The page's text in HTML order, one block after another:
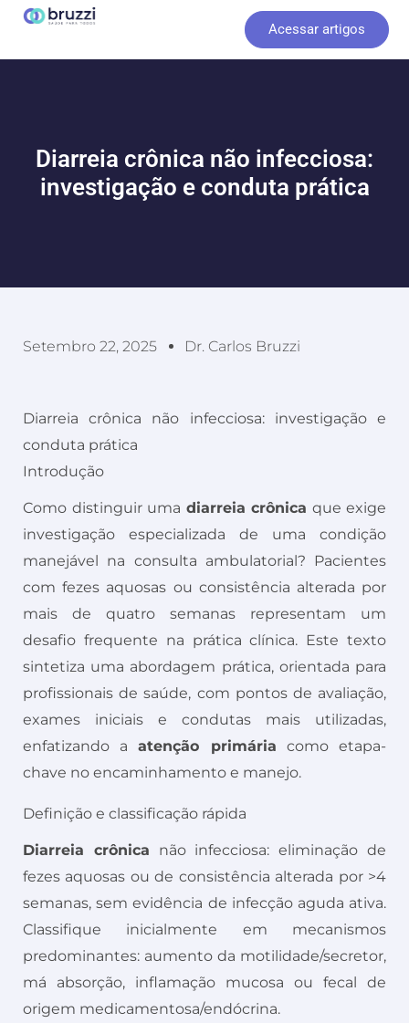
o
Acessar artigos
Diarreia crônica não infecciosa:
investigação e conduta prática
Setembro 22, 2025 Dr. Carlos Bruzzi
Diarreia crônica não infecciosa: investigação e
conduta prática
Introdução
Como distinguir uma diarreia crônica que exige
investigação especializada de uma condição
manejável na consulta ambulatorial? Pacientes
com fezes aquosas ou consistência alterada por
mais de quatro semanas representam um
desafio frequente na prática clínica. Este texto
sintetiza uma abordagem prática, orientada para
profissionais de saúde, com pontos de avaliação,
exames iniciais e condutas mais utilizadas,
enfatizando aatenção primária como etapa-
chave no encaminhamento e manejo.
Definição e classificação rápida
Diarreia crônica não infecciosa: eliminação de
fezes aquosas ou de consistência alterada por >4
semanas, sem evidência de infecção aguda ativa.
Classifique inicialmente em mecanismos
predominantes: aumento da motilidade/secretor,
má absorção, inflamação mucosa ou fecal de
origem medicamentosa/endócrina.